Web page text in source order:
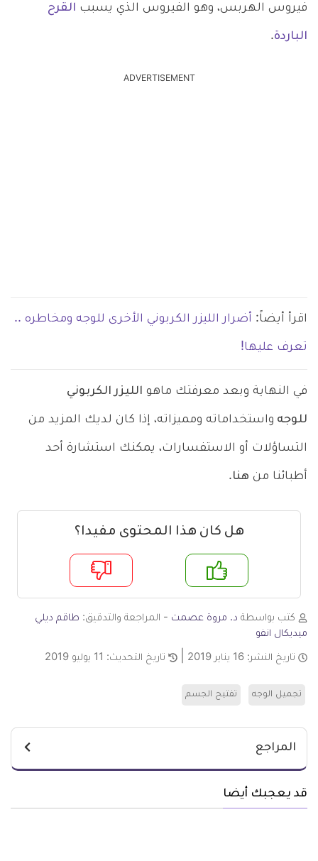
فيروس الهربس، وهو الفيروس الذي يسبب القرح
الباردة.
ADVERTISEMENT
اقرأ أيضاً: أضرار الليزر الكربوني الأخرى للوجه ومخاطره ..
تعرف عليها!
في النهاية وبعد معرفتك ماهو الليزر الكربوني
للوجه واستخداماته ومميزاته، إذا كان لديك المزيد من
التساؤلات أو الاستفسارات، يمكنك استشارة أحد
أطبائنا من هنا.
هل كان هذا المحتوى مفيدا؟
لا
كتب بواسطة د. مروة عصمت - المراجعة والتدقيق: طاقم ديلي
ميديكال انفو
تاريخ النشر: 16 يناير 2019 تاريخ التحديث: 11 يوليو 2019
تجميل الوجه تفتيح الجسم
المراجع
قد يعجبك أيضا